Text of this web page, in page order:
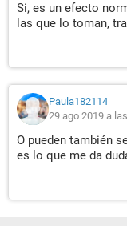
Si, es un efecto
las que lo toman,
Paula182114
29 ago 2019 a
O pueden también
es lo que me da